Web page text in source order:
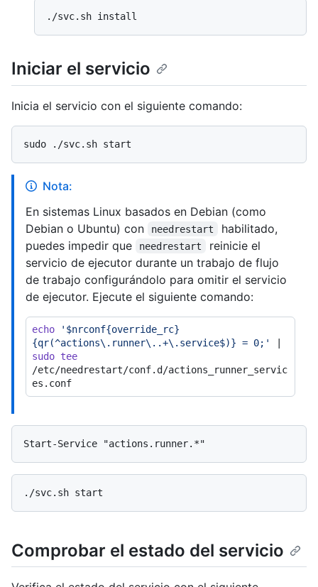
Iniciar el servicio
Inicia el servicio con el siguiente comando:
Nota:
En sistemas Linux basados en Debian (como
Debian o Ubuntu) con
needrestart
habilitado,
puedes impedir que
needrestart
reinicie el
servicio de ejecutor durante un trabajo de flujo
de trabajo configurándolo para omitir el servicio
de ejecutor. Ejecute el siguiente comando:
echo
'$nrconf{override_rc}
{qr(^actions\.runner\..+\.service$)} = 0;'
sudo tee
/etc/needrestart/conf.d/actions_runner_servic
Comprobar el estado del servicio